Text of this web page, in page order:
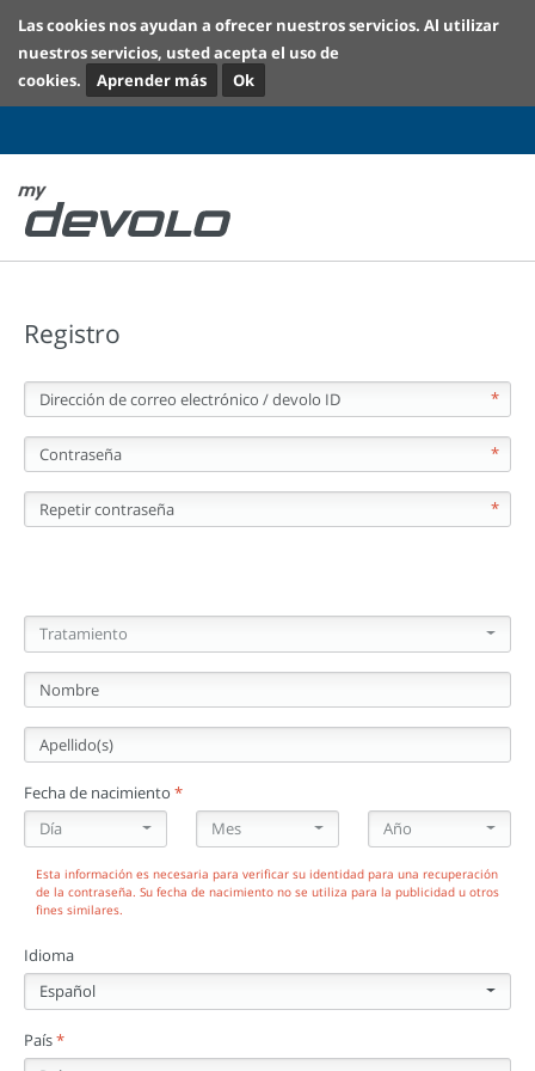
Las cookies nos ayudan a ofrecer nuestros servicios. Al utilizar
nuestros servicios, usted acepta el uso de
cookies.
Aprender más Ok
Registro
Dirección de correo electrónico / devolo ID *
Contraseña *
Repetir contraseña *
Tratamiento
Tratamiento
Nombre
Apellido(s)
Fecha de nacimiento *
DíaDía MesMes AñoAño
Esta información es necesaria para verificar su identidad para una recuperación
de la contraseña. Su fecha de nacimiento no se utiliza para la publicidad u otros
fines similares.
Idioma
Español
País*